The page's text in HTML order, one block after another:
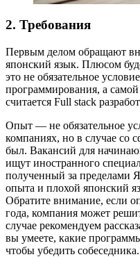
2. Требования
Первым делом обращают
японский язык. Плюсом
это не обязательное
программирования, а
считается Full stack
Опыт — не обязательное
компаниях, но в случае со
был. Вакансий для
ищут иностранного
полученный за пределами
опыта и плохой японский
Обратите внимание, если
года, компания может
случае рекомендуем
вы умеете, какие
чтобы убедить собеседника.